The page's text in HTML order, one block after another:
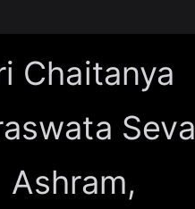
Chaitanya
Seva
Ashram,